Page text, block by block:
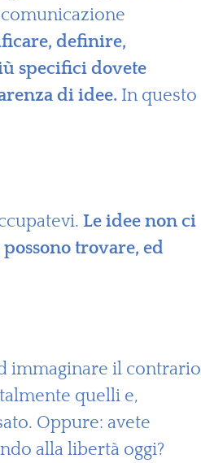
definire,
specifici dovete
di idee. In questo
Le idee non ci
trovare, ed
immaginare il contrario
quelli e,
Oppure: avete
alla libertà oggi?